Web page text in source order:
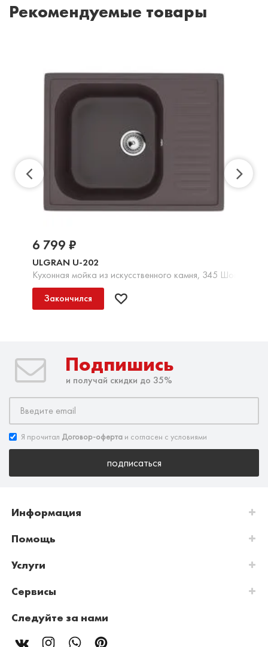
Рекомендуемые товары
ULGRAN U-202
Кухонная мойка из искусственного камня, 345 Шоколад
6 799 ₽
Закончился
Подпишись
и получай скидки до 35%
Я прочитал Договор-оферта и согласен с условиями
подписаться
Информация
Помощь
Услуги
Сервисы
Следуйте за нами